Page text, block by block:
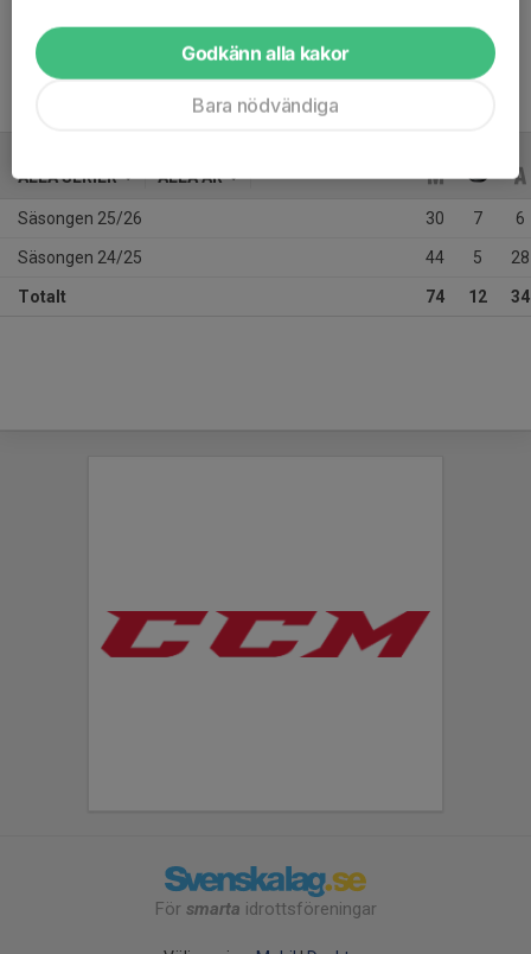
Moderklubb: IFK Salem
ALLA SERIER ALLA ÅR
Säsongen 25/26 30 7 6
Säsongen 24/25 44 5 28
Totalt 74 12 34
För smarta idrottsföreningar
Godkänn alla kakor
Bara nödvändiga